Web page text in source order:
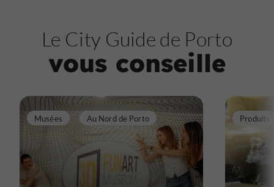
Le City Guide de Porto
vous conseille
Musées Au Nord de Porto Produits